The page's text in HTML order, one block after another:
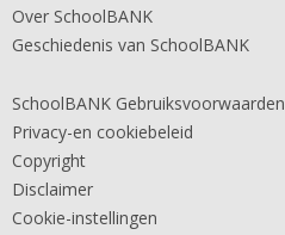
Over SchoolBANK
Geschiedenis van SchoolBANK
SchoolBANK Gebruiksvoorwaarden
Privacy-en cookiebeleid
Copyright
Disclaimer
Cookie-instellingen